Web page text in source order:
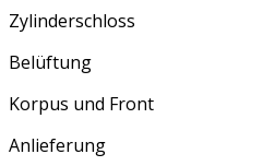
Zylinderschloss
Belüftung
Korpus und Front
Anlieferung